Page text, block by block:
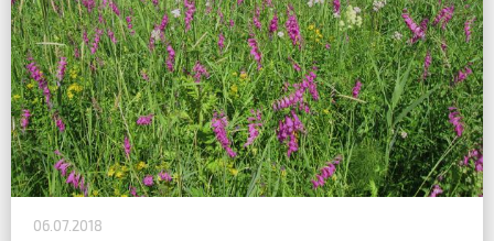
06.07.2018